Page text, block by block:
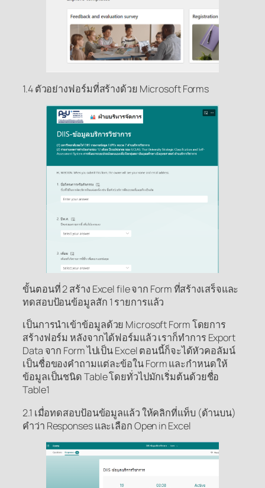
1.4 ตัวอย่างฟอร์มที่สร้างด้วย Microsoft Forms
ขั้นตอนที่ 2 สร้าง Excel file จาก Form ที่สร้างเสร็จและ
ทดสอบป้อนข้อมูลสัก 1 รายการแล้ว
เป็นการนำเข้าข้อมูลด้วย Microsoft Form โดยการ
สร้างฟอร์ม หลังจากได้ฟอร์มแล้ว เราก็ทำการ Export
Data จาก Form ไปเป็น Excel ตอนนี้ก็จะได้หัวคอลัมน์
เป็นชื่อของคำถามแต่ละข้อใน Form และกำหนดให้
ข้อมูลเป็นชนิด Table โดยทั่วไปมักเริ่มต้นด้วยชื่อ
Table1
2.1 เมื่อทดสอบป้อนข้อมูลแล้ว ให้คลิกที่แท็บ (ด้านบน)
คำว่า Responses และเลือก Open in Excel